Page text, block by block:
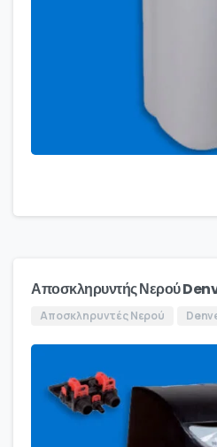
Αποσκληρυντής Νερού
Αποσκληρυντές Νερού